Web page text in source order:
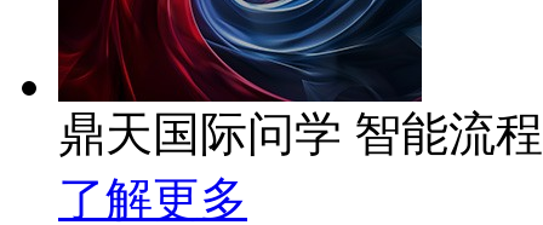
鼎天国际问学 智能流
了解更多